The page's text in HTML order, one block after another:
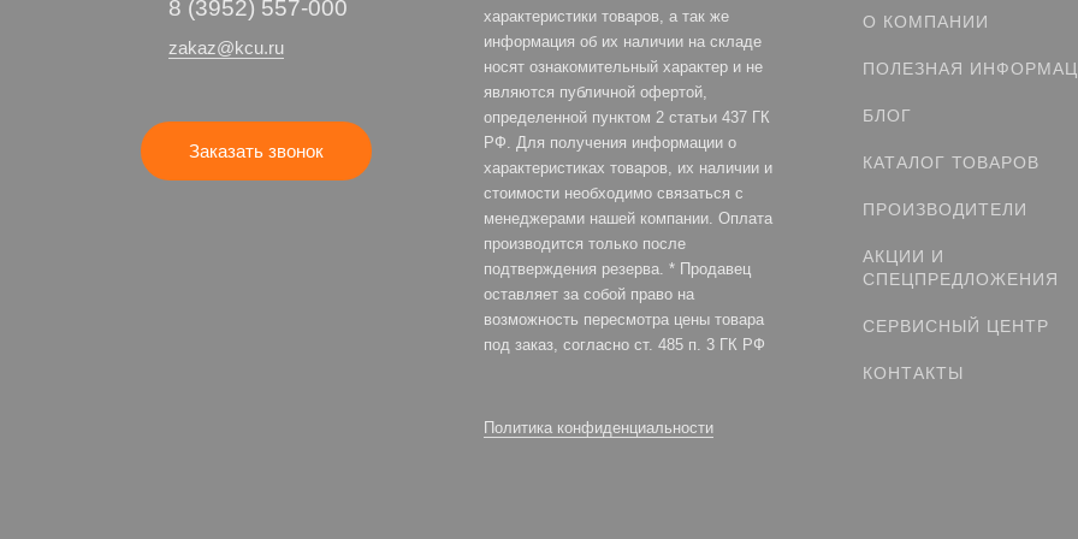
8 (3952) 557-000
zakaz@kcu.ru
Заказать звонок
характеристики товаров, а так же
информация об их наличии на складе
носят ознакомительный характер и не
являются публичной офертой,
определенной пунктом 2 статьи 437 ГК
РФ. Для получения информации о
характеристиках товаров, их наличии и
стоимости необходимо связаться с
менеджерами нашей компании. Оплата
производится только после
подтверждения резерва. * Продавец
оставляет за собой право на
возможность пересмотра цены товара
под заказ, согласно ст. 485 п. 3 ГК РФ
Политика конфиденциальности
О КОМПАНИИ
ПОЛЕЗНАЯ
БЛОГ
КАТАЛОГ ТОВАРОВ
ПРОИЗВОДИТЕЛИ
АКЦИИ И
СПЕЦПРЕДЛОЖЕНИЯ
СЕРВИСНЫЙ ЦЕНТР
КОНТАКТЫ